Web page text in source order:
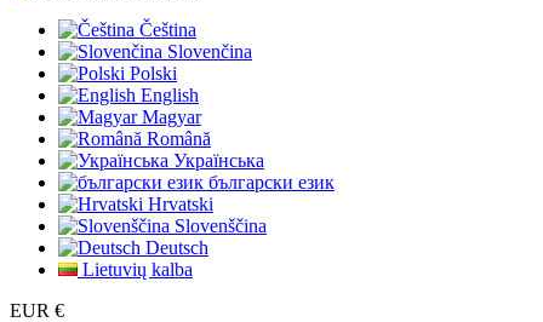
Čeština
Slovenčina
Polski
English
Magyar
Română
Українська
български език
Hrvatski
Slovenščina
Deutsch
Lietuvių kalba
EUR €